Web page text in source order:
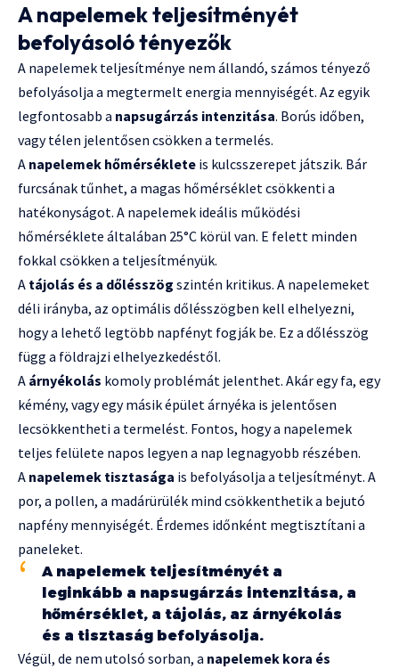
A napelemek teljesítményét
befolyásoló tényezők
A napelemek teljesítménye nem állandó, számos tényező
befolyásolja a megtermelt energia mennyiségét. Az egyik
legfontosabb a napsugárzás intenzitása. Borús időben,
vagy télen jelentősen csökken a termelés.
A napelemek hőmérséklete is kulcsszerepet játszik. Bár
furcsának tűnhet, a magas hőmérséklet csökkenti a
hatékonyságot. A napelemek ideális működési
hőmérséklete általában 25°C körül van. E felett minden
fokkal csökken a teljesítményük.
A tájolás és a dőlésszög szintén kritikus. A napelemeket
déli irányba, az optimális dőlésszögben kell elhelyezni,
hogy a lehető legtöbb napfényt fogják be. Ez a dőlésszög
függ a földrajzi elhelyezkedéstől.
A árnyékolás komoly problémát jelenthet. Akár egy fa, egy
kémény, vagy egy másik épület árnyéka is jelentősen
lecsökkentheti a termelést. Fontos, hogy a napelemek
teljes felülete napos legyen a nap legnagyobb részében.
A napelemek tisztasága is befolyásolja a teljesítményt. A
por, a pollen, a madárürülék mind csökkenthetik a bejutó
napfény mennyiségét. Érdemes időnként megtisztítani a
paneleket.
A napelemek teljesítményét a
leginkább a napsugárzás intenzitása, a
hőmérséklet, a tájolás, az árnyékolás
és a tisztaság befolyásolja.
Végül, de nem utolsó sorban, a napelemek kora és